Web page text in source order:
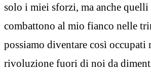
solo i miei sforzi, ma anche
combattono al mio fianco nelle
possiamo diventare così occupati
rivoluzione fuori di noi da